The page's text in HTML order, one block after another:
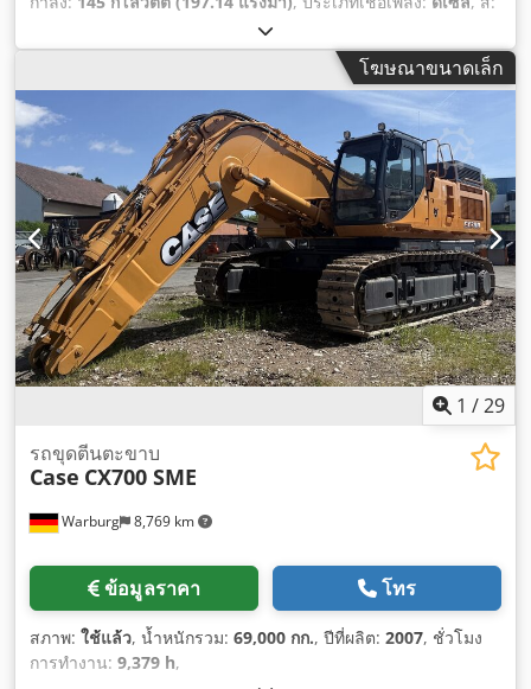
18,000 กก.
ทำงาน:8,000 h, อุปกรณ์:ระบบจาระบีอัตโนมัติแบบศูนย์กลาง,
โฆษณาขนาดเล็ก
1 /29
Warburg 8,769 km
รถขุดตีนตะขาบ
Case CX700 SME
ข้อมูลราคา โทร
สภาพ: ใช้แล้ว, น้ำหนักรวม: 69,000 กก., ปีที่ผลิต: 2007, ชั่วโมง
การทำงาน: 9,379 h,